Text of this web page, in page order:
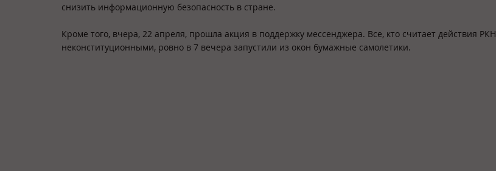
снизить информационную безопасность в стране.
Кроме того, вчера, 22 апреля, прошла акция в поддержку мессенджера. Все, кто считает действия РКН
неконституционными, ровно в 7 вечера запустили из окон бумажные самолетики.